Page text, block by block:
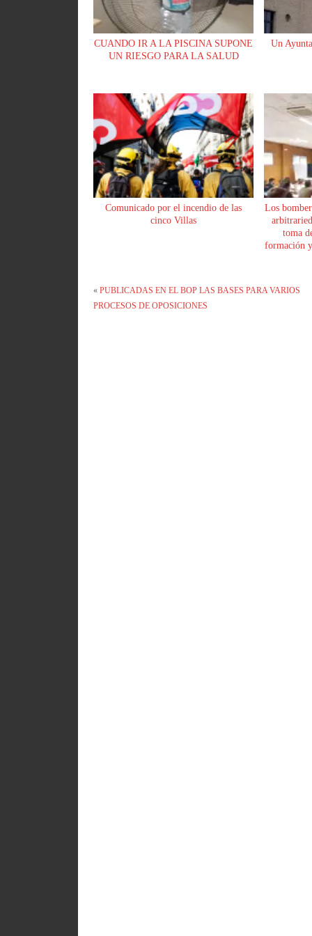
CUANDO IR A LA PISCINA SUPONE
UN RIESGO PARA LA SALUD
Un
Comunicado por el incendio de las
cinco Villas
Los
toma
formación
«PUBLICADAS EN EL BOP LAS BASES PARA VARIOS
PROCESOS DE OPOSICIONES